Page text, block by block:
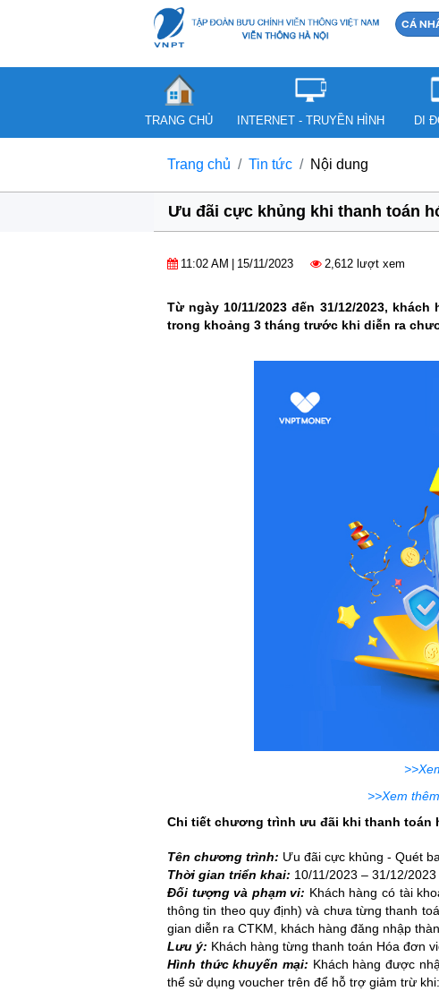
CÁ
TRANG CHỦ INTERNET - TRUYỀN HÌNH DI
Trang chủ Tin tức Nội dung
Ưu đãi cực khủng khi thanh toán
11:02 AM 15/11/2023 2,612 lượt xem
Từ ngày 10/11/2023 đến 31/12/2023,
trong khoảng 3 tháng trước khi diễn ra
>>Xem
Chi tiết chương trình ưu đãi khi thanh toán
Tên chương trình: Ưu đãi cực khủng - Quét
Thời gian triển khai: 10/11/2023 – 31/12/2023
Đối tượng và phạm vi: Khách hàng có tài
thông tin theo quy định) và chưa từng thanh
gian diễn ra CTKM, khách hàng đăng nhập
Lưu ý: Khách hàng từng thanh toán Hóa đơn
Hình thức khuyến mại: Khách hàng được
thể sử dụng voucher trên để hỗ trợ giảm trừ khi: